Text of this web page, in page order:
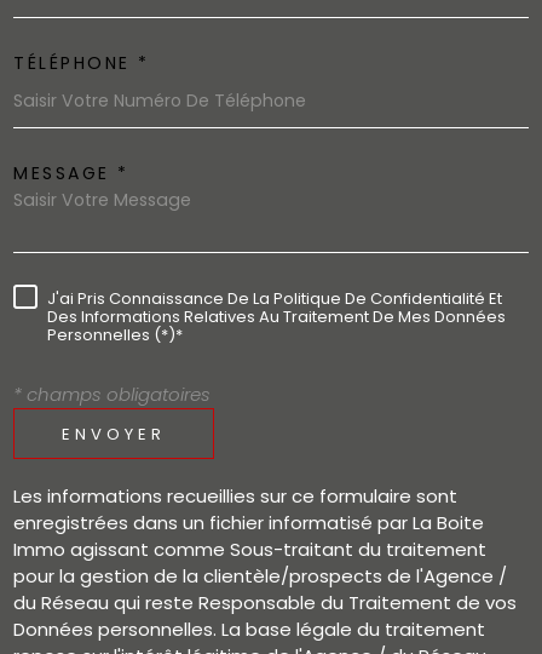
TÉLÉPHONE *
MESSAGE *
J'ai Pris Connaissance De La Politique De Confidentialité Et
Des Informations Relatives Au Traitement De Mes Données
Personnelles (*)*
* champs obligatoires
ENVOYER
Les informations recueillies sur ce formulaire sont
enregistrées dans un fichier informatisé par La Boite
Immo agissant comme Sous-traitant du traitement
pour la gestion de la clientèle/prospects de l'Agence /
du Réseau qui reste Responsable du Traitement de vos
Données personnelles. La base légale du traitement